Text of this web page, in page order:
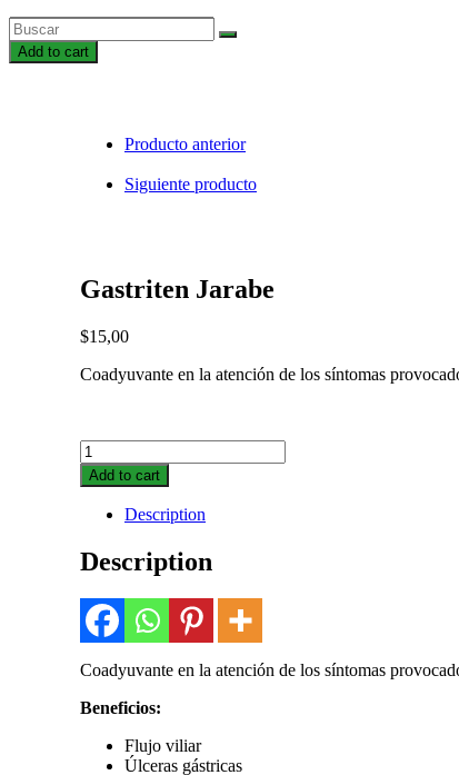
Gastriten
Jarabe
quantity
Add to cart
Producto anterior
Siguiente producto
Gastriten Jarabe
$15,00
Coadyuvante en la atención de los síntomas
Gastriten
Jarabe
quantity
Add to cart
Description
Description
Coadyuvante en la atención de los síntomas
Beneficios:
Flujo viliar
Úlceras gástricas